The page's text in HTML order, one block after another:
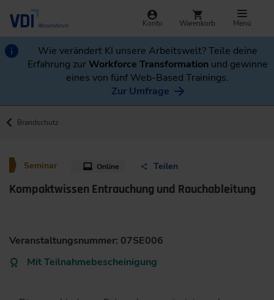
Konto Warenkorb Menü
Wie verändert KI unsere Arbeitswelt? Teile deine
Erfahrung zurWorkforce Transformation und gewinne
eines von fünf Web-Based Trainings.
Zur Umfrage
Brandschutz
Seminar Online Teilen
Kompaktwissen Entrauchung und Rauchableitung
Veranstaltungsnummer: 07SE006
Mit Teilnahmebescheinigung